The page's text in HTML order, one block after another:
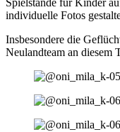
individuelle Fotos
Insbesondere die
Neulandteam an diesem